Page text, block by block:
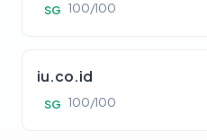
SG 100/100
iu.co.id
SG 100/100